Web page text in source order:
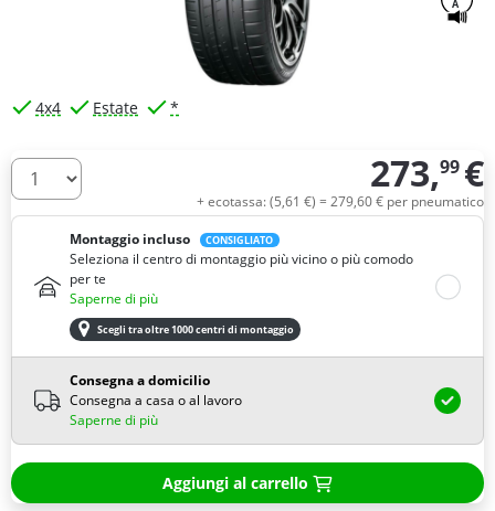
A
4x4 Estate *
Quantità 273,99 €
+ ecotassa: (5,61 €) = 279,60€ per pneumatico
Montaggio incluso
CONSIGLIATO
Seleziona il centro di montaggio più vicino o più comodo
per te
Saperne di più
Scegli tra oltre 1000 centri di montaggio
Consegna a domicilio
Consegna a casa o al lavoro
Saperne di più
Aggiungi al carrello